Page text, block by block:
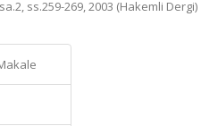
ss.259-269, 2003 (Hakemli Dergi)